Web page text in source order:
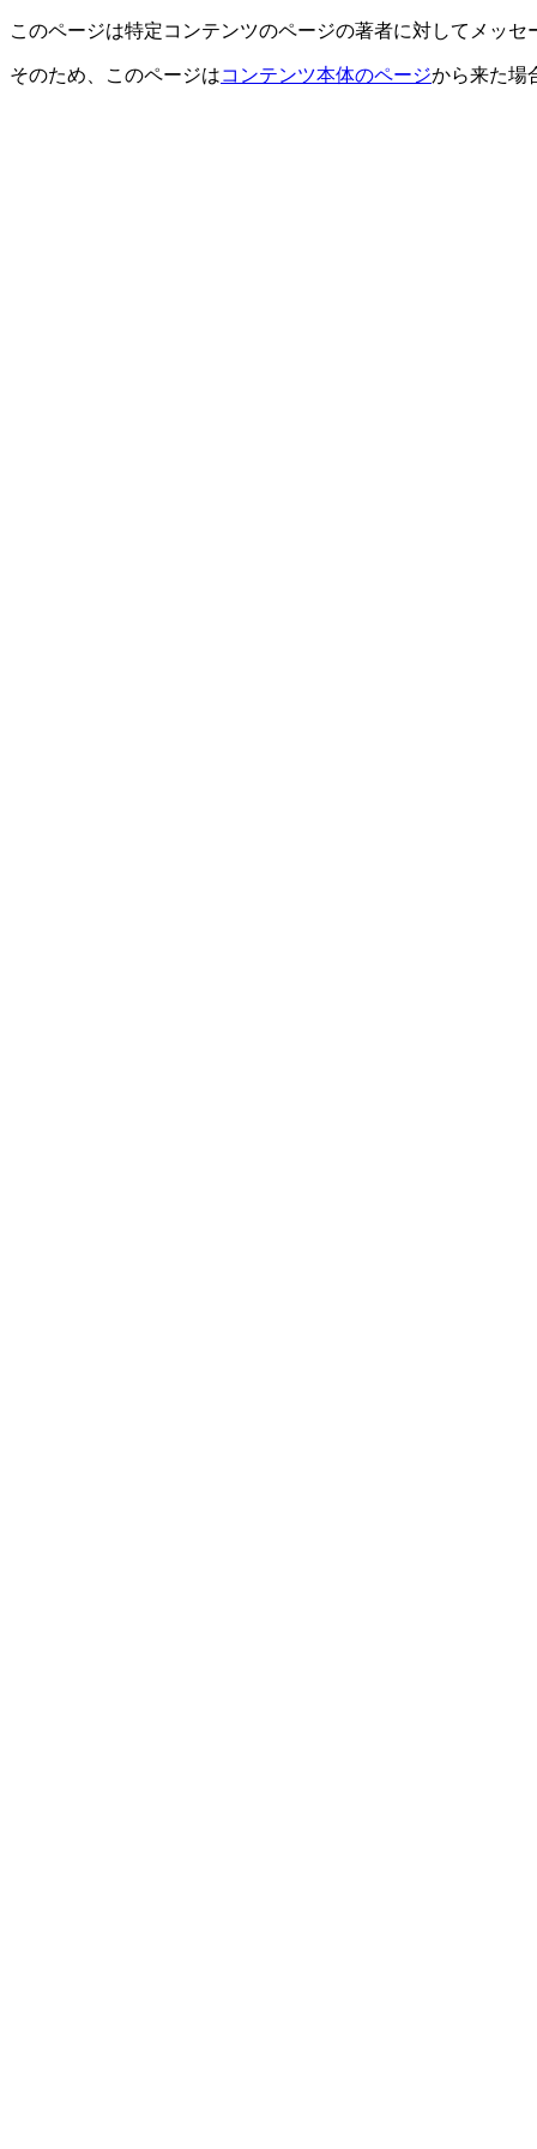
このページは特定コンテンツのページの著者に対してメッ
そのため、このページはコンテンツ本体のページから来た場